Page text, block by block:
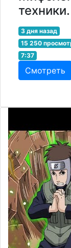
3 дня назад
15 250
7:37
Смотреть